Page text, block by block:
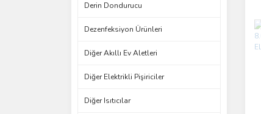
Derin Dondurucu
Dezenfeksiyon Ürünleri
Diğer Akıllı Ev Aletleri
Diğer Elektrikli Pişiriciler
Diğer Isıtıcılar